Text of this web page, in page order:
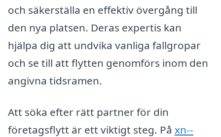
och säkerställa en effektiv övergång till
den nya platsen. Deras expertis kan
hjälpa dig att undvika vanliga fallgropar
och se till att flytten genomförs inom den
angivna tidsramen.
Att söka efter rätt partner för din
företagsflytt är ett viktigt steg. På xn--